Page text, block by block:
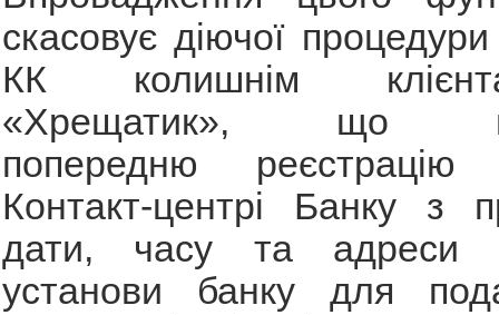
скасовує діючої
КК колишнім
«Хрещатик», що
попередню реєстрацію
Контакт-центрі Банку з
дати, часу та адреси
установи банку для